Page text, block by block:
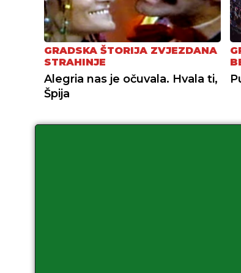
GRADSKA ŠTORIJA ZVJEZDANA
STRAHINJE
Alegria nas je očuvala. Hvala ti,
Špija